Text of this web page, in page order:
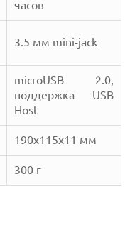
часов
3.5 мм mini-jack
microUSB 2.0,
поддержка USB
Host
190x115x11 мм
300 г